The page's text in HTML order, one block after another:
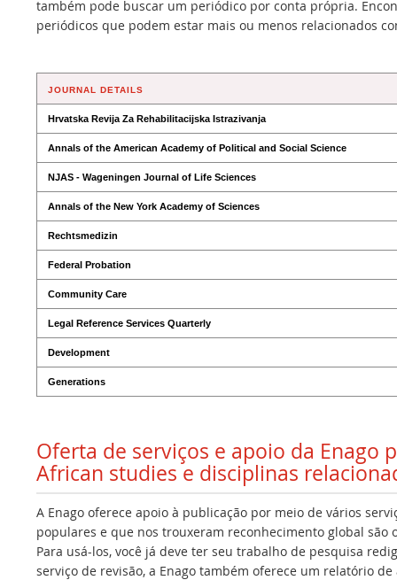
também pode buscar um periódico por conta própria.
periódicos que podem estar mais ou menos relacionados
JOURNAL DETAILS
Hrvatska Revija Za Rehabilitacijska Istrazivanja
Annals of the American Academy of Political and Social Science
NJAS - Wageningen Journal of Life Sciences
Annals of the New York Academy of Sciences
Rechtsmedizin
Federal Probation
Community Care
Legal Reference Services Quarterly
Development
Generations
Oferta de serviços e apoio da Enago
African studies e disciplinas
A Enago oferece apoio à publicação por meio de vários
populares e que nos trouxeram reconhecimento global são
Para usá-los, você já deve ter seu trabalho de pesquisa
serviço de revisão, a Enago também oferece um relatório